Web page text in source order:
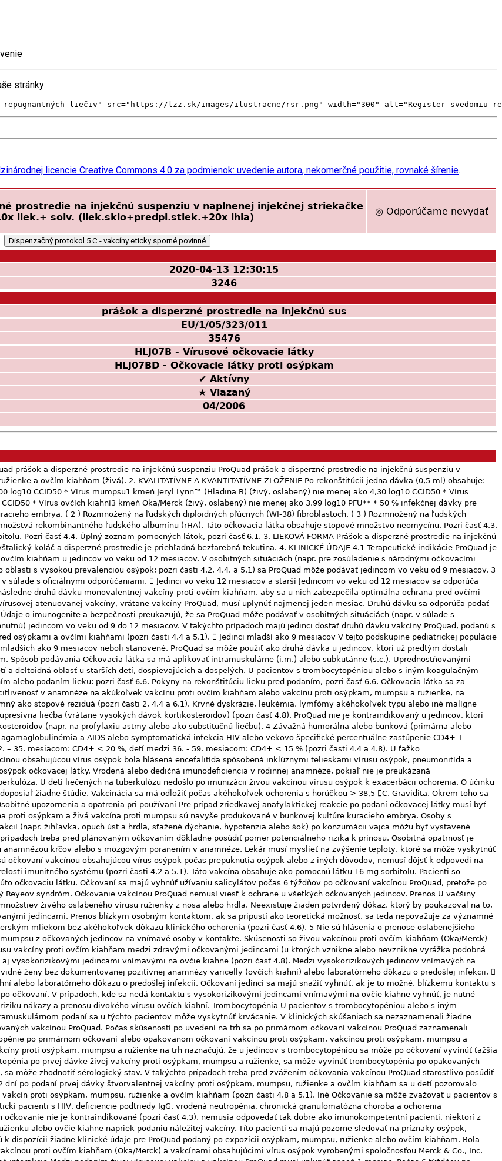
stránky:
liečiv" src="https://lzz.sk/images/ilustracne/rsr.png" width="300" alt="Register svedomiu
licencie Creative Commons 4.0 za podmienok: uvedenie autora, nekomerčné použitie, rovnaké šírenie.
prostredie na injekčnú suspenziu v naplnenej injekčnej striekačke
liek.+ solv. (liek.sklo+predpl.stiek.+20x ihla)
◎ Odporúčame nevydať
Dispenzačný protokol 5.C - vakcíny eticky sporné povinné
2020-04-13 12:30:15
3246
prášok a disperzné prostredie na injekčnú sus
EU/1/05/323/011
35476
HLJ07B‌ - Vírusové očkovacie látky
HLJ07BD - Očkovacie látky proti osýpkam
✔ Aktívny
★ Viazaný
04/2006
Precitlivenosť v anamnéze na akúkoľvek vakcínu proti ovčím kiahňam alebo vakcínu proti osýpkam, mumpsu a ružienke, na ktorúkoľvek z pomocných látok, alebo na neomycín, ktorý môže byť prítomný ako stopové reziduá (pozri časti 2, 4.4 a 6.1). Krvné dyskrázie, leukémia, lymfómy akéhokoľvek typu alebo iné malígne nádory postihujúce krvotvorný a lymfatický systém. Prebiehajúca imunosupresívna liečba (vrátane vysokých dávok kortikosteroidov) (pozri časť 4.8). ProQuad nie je kontraindikovaný u jedincov, ktorí dostávajú lokálne kortikosteroidy alebo nízke dávky parenterálnych kortikosteroidov (napr. na profylaxiu astmy alebo ako substitučnú liečbu). 4 Závažná humorálna alebo bunková (primárna alebo získaná) imunodeficiencia, napr. závažná kombinovaná imunodeficiencia, agamaglobulinémia a AIDS alebo symptomatická infekcia HIV alebo vekovo špecifické percentuálne zastúpenie CD4+ T-lymfocytov u detí mladších ako 12 mesiacov: CD4+ < 25 %, detí medzi 12. – 35. mesiacom: CD4+ < 20 %, detí medzi 36. - 59. mesiacom: CD4+ < 15 % (pozri časti 4.4 a 4.8). U ťažko imunokompromitovaných jedincov, ktorí boli neuvedomene očkovaní vakcínou obsahujúcou vírus osýpok bola hlásená encefalitída spôsobená inklúznymi telieskami vírusu osýpok, pneumonitída a smrteľné následky ako priamy dôsledok diseminovanej infekcie vírusom osýpok očkovacej látky. Vrodená alebo dedičná imunodeficiencia v rodinnej anamnéze, pokiaľ nie je preukázaná imunokompetencia potenciálneho príjemcu vakcíny. Aktívna neliečená tuberkulóza. U detí liečených na tuberkulózu nedošlo po imunizácii živou vakcínou vírusu osýpok k exacerbácii ochorenia. O účinku vakcín obsahujúcich vírus osýpok u detí s neliečenou tuberkulózou nie sú doposiaľ žiadne štúdie. Vakcinácia sa má odložiť počas akéhokoľvek ochorenia s horúčkou > 38,5 C. Gravidita. Okrem toho sa treba gravidite vyhnúť počas 1 mesiaca po očkovaní (pozri časť 4.6). 4.4 Osobitné upozornenia a opatrenia pri používaní Pre prípad zriedkavej anafylaktickej reakcie po podaní očkovacej látky musí byť vždy pohotovo k dispozícii príslušná liečba a lekársky dohľad. Živá vakcína proti osýpkam a živá vakcína proti mumpsu sú navyše produkované v bunkovej kultúre kuracieho embrya. Osoby s anamnézou anafylaktických, anafylaktoidných alebo iných okamžitých reakcií (napr. žihľavka, opuch úst a hrdla, sťažené dýchanie, hypotenzia alebo šok) po konzumácii vajca môžu byť vystavené zvýšenému riziku hypersenzitívnych reakcií okamžitého typu. V takýchto prípadoch treba pred plánovaným očkovaním dôkladne posúdiť pomer potenciálneho rizika k prínosu. Osobitná opatrnosť je potrebná pri podávaní vakcíny ProQuad osobám s osobnou alebo rodinnou anamnézou kŕčov alebo s mozgovým poranením v anamnéze. Lekár musí myslieť na zvýšenie teploty, ktoré sa môže vyskytnúť po očkovaní (pozri časť 4.8). U jedincov mladších ako 12 mesiacov, ktorí sú očkovaní vakcínou obsahujúcou vírus osýpok počas prepuknutia osýpok alebo z iných dôvodov, nemusí dôjsť k odpovedi na vakcínu kvôli prítomnosti cirkulujúcich materských protilátok a/alebo nezrelosti imunitného systému (pozri časti 4.2 a 5.1). Táto vakcína obsahuje ako pomocnú látku 16 mg sorbitolu. Pacienti so zriedkavými dedičnými problémami intolerancie fruktózy nemajú dostať túto očkovaciu látku. Očkovaní sa majú vyhnúť užívaniu salicylátov počas 6 týždňov po očkovaní vakcínou ProQuad, pretože po užití salicylátov počas infekcie divokým vírusom ovčích kiahní bol hlásený Reyeov syndróm. Očkovanie vakcínou ProQuad nemusí viesť k ochrane u všetkých očkovaných jedincov. Prenos U väčšiny vnímavých jedincov došlo 7 až 28 dní po očkovaní k vylučovaniu malých množstiev živého oslabeného vírusu ružienky z nosa alebo hrdla. Neexistuje žiaden potvrdený dôkaz, ktorý by poukazoval na to, že sa takýto vírus prenáša na vnímavé osoby, ktoré sú v kontakte s očkovanými jedincami. Prenos blízkym osobným kontaktom, ak sa pripustí ako teoretická možnosť, sa teda nepovažuje za významné riziko; preukázal sa však prenos vírusu vakcíny proti ružienke na deti materským mliekom bez akéhokoľvek dôkazu klinického ochorenia (pozri časť 4.6). 5 Nie sú hlásenia o prenose oslabenejšieho kmeňa Enders Edmonston vírusu osýpok alebo kmeňa Jeryl Lynn™ vírusu mumpsu z očkovaných jedincov na vnímavé osoby v kontakte. Skúsenosti so živou vakcínou proti ovčím kiahňam (Oka/Merck) po uvedení na trh poukazujú na to, že zriedkavo môže dôjsť k prenosu vírusu vakcíny proti ovčím kiahňam medzi zdravými očkovanými jedincami (u ktorých vznikne alebo nevznikne vyrážka podobná ovčím kiahňam) a kontaktnými osobami vnímavými na ovčie kiahne, ako aj vysokorizikovými jedincami vnímavými na ovčie kiahne (pozri časť 4.8). Medzi vysokorizikových jedincov vnímavých na ovčie kiahne patria:  imunokompromitovaní jedinci (pozri časť 4.3),  gravidné ženy bez dokumentovanej pozitívnej anamnézy varicelly (ovčích kiahní) alebo laboratórneho dôkazu o predošlej infekcii,  novorodenci matiek bez dokumentovanej pozitívnej anamnézy ovčích kiahní alebo laboratórneho dôkazu o predošlej infekcii. Očkovaní jedinci sa majú snažiť vyhnúť, ak je to možné, blízkemu kontaktu s vysokorizikovými jedincami vnímavými na ovčie kiahne počas 6 týždňov po očkovaní. V prípadoch, kde sa nedá kontaktu s vysokorizikovými jedincami vnímavými na ovčie kiahne vyhnúť, je nutné zvážiť potenciálne riziko prenosu vakcínového vírusu ovčích kiahní oproti riziku nákazy a prenosu divokého vírusu ovčích kiahní. Trombocytopénia U pacientov s trombocytopéniou alebo s iným koagulačným ochorením sa má vakcína podať subkutánne, pretože po intramuskulárnom podaní sa u týchto pacientov môže vyskytnúť krvácanie. V klinických skúšaniach sa nezaznamenali žiadne prípady týkajúce sa rozvoja alebo zhoršenia trombocytopénie u osôb očkovaných vakcínou ProQuad. Počas skúseností po uvedení na trh sa po primárnom očkovaní vakcínou ProQuad zaznamenali prípady trombocytopénie. Okrem toho sa zaznamenali prípady trombocytopénie po primárnom očkovaní alebo opakovanom očkovaní vakcínou proti osýpkam, vakcínou proti osýpkam, mumpsu a ružienke a vakcínou proti ovčím kiahňam. Skúsenosti po uvedení živej vakcíny proti osý